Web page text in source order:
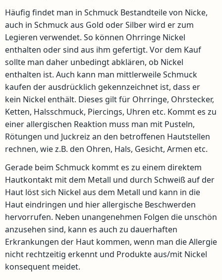
Häufig findet man in Schmuck Bestandteile von Nicke,
auch in Schmuck aus Gold oder Silber wird er zum
Legieren verwendet. So können Ohrringe Nickel
enthalten oder sind aus ihm gefertigt. Vor dem Kauf
sollte man daher unbedingt abklären, ob Nickel
enthalten ist. Auch kann man mittlerweile Schmuck
kaufen der ausdrücklich gekennzeichnet ist, dass er
kein Nickel enthält. Dieses gilt für Ohrringe, Ohrstecker,
Ketten, Halsschmuck, Piercings, Uhren etc. Kommt es zu
einer allergischen Reaktion muss man mit Pusteln,
Rötungen und Juckreiz an den betroffenen Hautstellen
rechnen, wie z.B. den Ohren, Hals, Gesicht, Armen etc.
Gerade beim Schmuck kommt es zu einem direktem
Hautkontakt mit dem Metall und durch Schweiß auf der
Haut löst sich Nickel aus dem Metall und kann in die
Haut eindringen und hier allergische Beschwerden
hervorrufen. Neben unangenehmen Folgen die unschön
anzusehen sind, kann es auch zu dauerhaften
Erkrankungen der Haut kommen, wenn man die Allergie
nicht rechtzeitig erkennt und Produkte aus/mit Nickel
konsequent meidet.